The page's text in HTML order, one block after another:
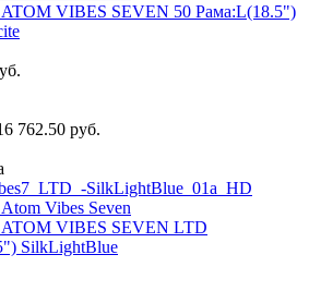
VIBES SEVEN 50 Рама:L(18.5")
762.50 руб.
ATOM VIBES SEVEN LTD
SilkLightBlue